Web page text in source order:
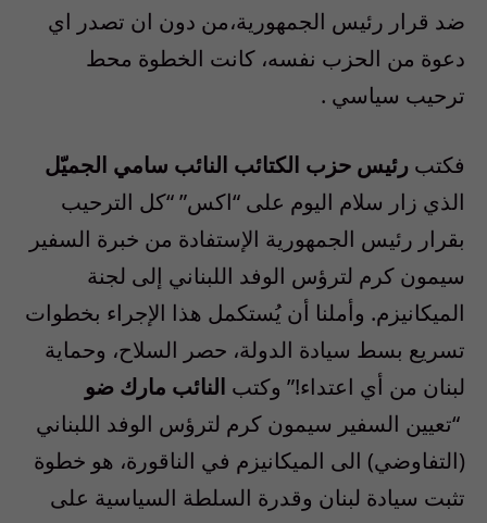
ضد قرار رئيس الجمهورية،من دون ان تصدر اي
دعوة من الحزب نفسه، كانت الخطوة محط
ترحيب سياسي .
فكتب رئيس حزب الكتائب النائب سامي الجميّل
الذي زار سلام اليوم على “اكس” “كل الترحيب
بقرار رئيس الجمهورية الإستفادة من خبرة السفير
سيمون كرم لترؤس الوفد اللبناني إلى لجنة
الميكانيزم. وأملنا أن يُستكمل هذا الإجراء بخطوات
تسريع بسط سيادة الدولة، حصر السلاح، وحماية
لبنان من أي اعتداء!” وكتب النائب مارك ضو
“تعيين السفير سيمون كرم لترؤس الوفد اللبناني
(التفاوضي) الى الميكانيزم في الناقورة، هو خطوة
تثبت سيادة لبنان وقدرة السلطة السياسية على